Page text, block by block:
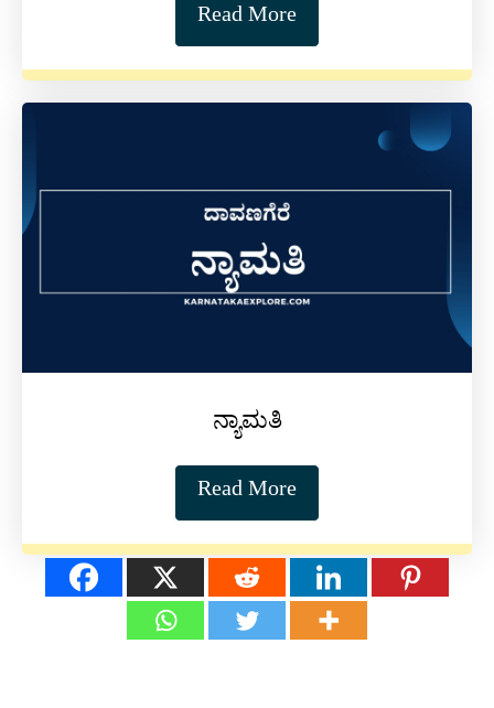
Read More
ನ್ಯಾಮತಿ
Read More